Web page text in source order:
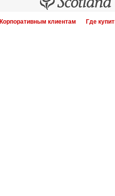
Корпоративным клиентам Где